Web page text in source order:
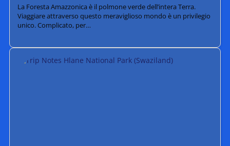
La Foresta Amazzonica è il polmone verde dell’intera Terra.
Viaggiare attraverso questo meraviglioso mondo è un privilegio
unico. Complicato, per…